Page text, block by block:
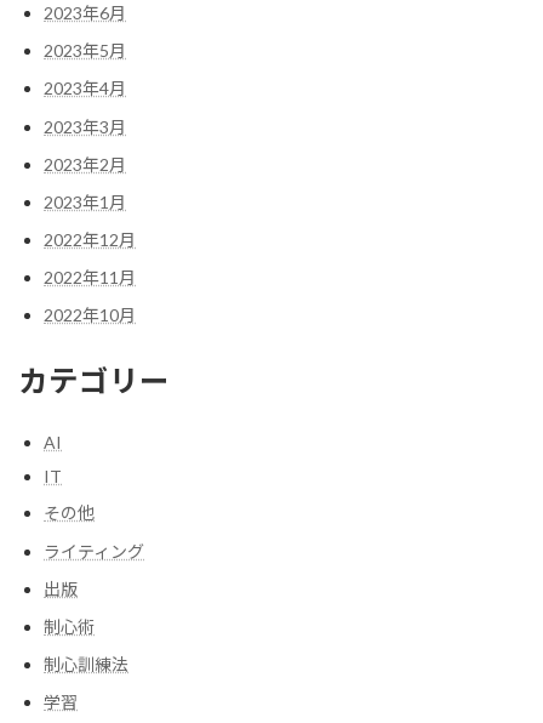
2023年6月
2023年5月
2023年4月
2023年3月
2023年2月
2023年1月
2022年12月
2022年11月
2022年10月
カテゴリー
AI
IT
その他
ライティング
出版
制心術
制心訓練法
学習